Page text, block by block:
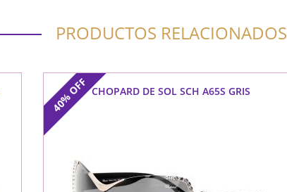
PRODUCTOS RELACIONADOS
40%
OFF CHOPARD DE SOL SCH A65S GRIS